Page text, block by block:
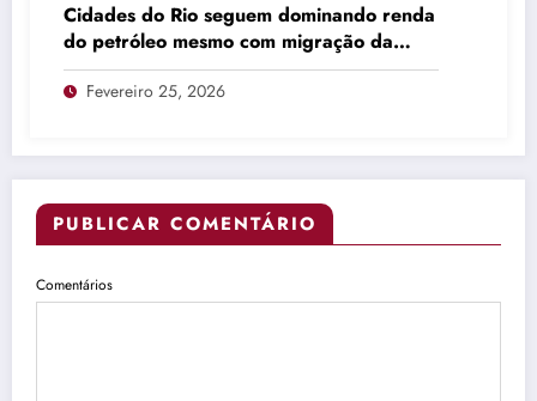
Cidades do Rio seguem dominando renda
do petróleo mesmo com migração da
produção
Fevereiro 25, 2026
PUBLICAR COMENTÁRIO
Comentários